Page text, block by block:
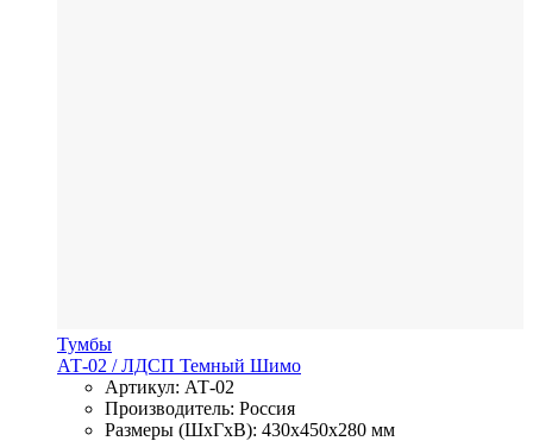
Тумбы
АТ-02 / ЛДСП Темный Шимо
Артикул: АТ-02
Производитель: Россия
Размеры (ШхГхВ): 430x450x280 мм